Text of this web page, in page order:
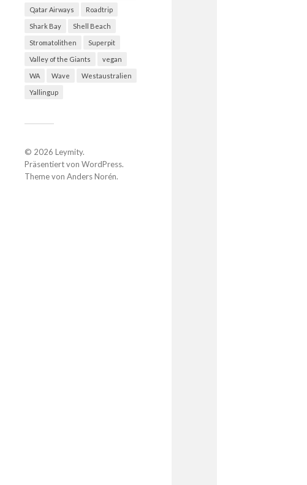
Qatar Airways Roadtrip
Shark Bay Shell Beach
Stromatolithen Superpit
Valley of the Giants vegan
WA Wave Westaustralien
Yallingup
© 2026 Leymity.
Präsentiert von WordPress.
Theme von Anders Norén.